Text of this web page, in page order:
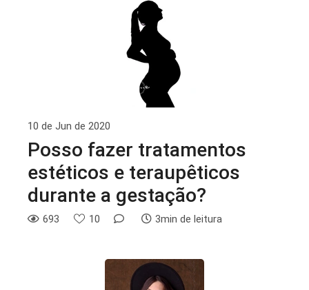
10 de Jun de 2020
Posso fazer tratamentos
estéticos e teraupêticos
durante a gestação?
693 10 3min de leitura